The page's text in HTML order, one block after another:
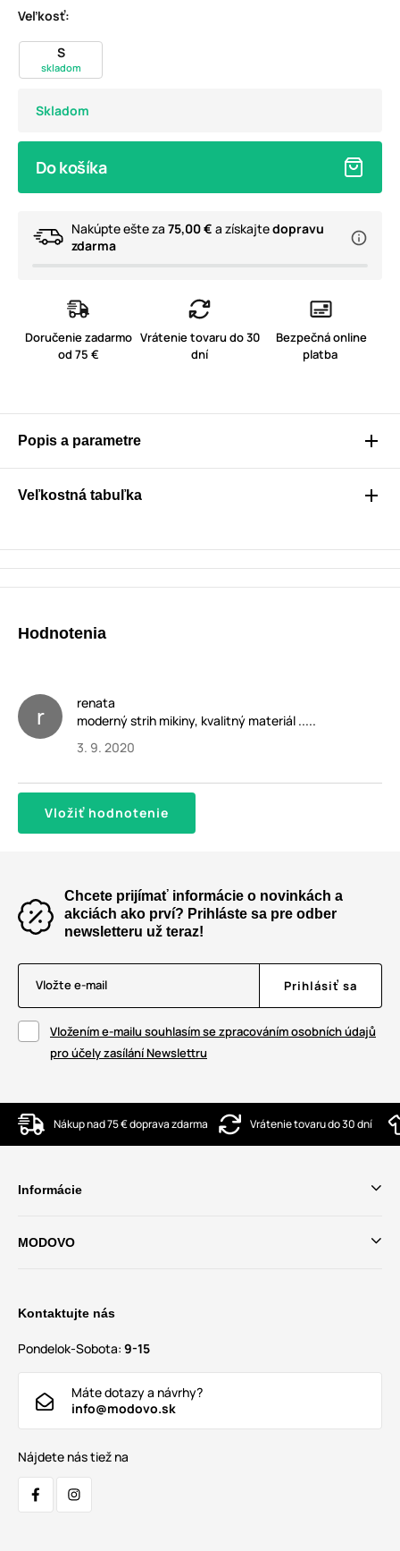
Veľkosť:
S
skladom
Skladom
Do košíka
Nakúpte ešte za 75,00 € a získajtedopravu
zdarma
Doručenie zadarmo
od 75 €
Vrátenie tovaru do 30
dní
Bezpečná online
platba
Popis a parametre
Veľkostná tabuľka
Hodnotenia
r
renata
moderný strih mikiny, kvalitný materiál .....
3. 9. 2020
Vložiť hodnotenie
Chcete prijímať informácie o novinkách a
akciách ako prví? Prihláste sa pre odber
newsletteru už teraz!
Vložte e-mail Prihlásiť sa
Vložením e-mailu souhlasím se zpracováním osobních údajů
pro účely zasílání Newslettru
Nákup nad 75 € doprava zdarma Vrátenie tovaru do 30 dní
Informácie
MODOVO
Kontaktujte nás
Pondelok-Sobota: 9-15
Máte dotazy a návrhy?
info@modovo.sk
Nájdete nás tiež na